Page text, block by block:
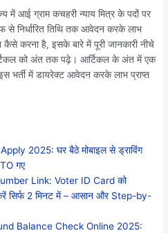
में आई ग्राम कचहरी न्याय मित्र के पदों पर
से निर्धारित तिथि तक आवेदन करके लाभ
करना है, इसके बारे में पूरी जानकारी नीचे
को अंत तक पढ़े। आर्टिकल के अंत में एक
भर्ती में डायरेक्ट आवेदन करके लाभ प्राप्त
2025: घर बैठे मोबाइल से ड्राविंग
गए
Link: Voter ID Card को
सिर्फ 2 मिनट में – आसान और Step-by-
Balance Check Online 2025: